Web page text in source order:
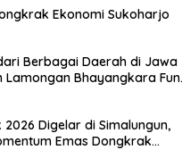
Ekonomi Sukoharjo
Berbagai Daerah di Jawa
Lamongan Bhayangkara Fun
2026 Digelar di Simalungun,
Emas Dongkrak